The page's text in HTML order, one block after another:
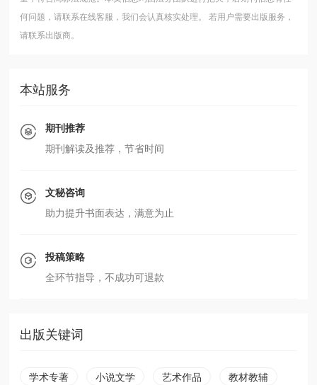
何问题，请联系在线客服，我们会认真核实处理。
若用户需要出版服务，
请联系出版商。
本站服务
期刊推荐
期刊解读及推荐，节省时间
文秘咨询
助力提升书面表达，满意为止
投稿策略
全环节指导，不成功可退款
出版关键词
学术专著 小说文学 艺术作品 教材教辅